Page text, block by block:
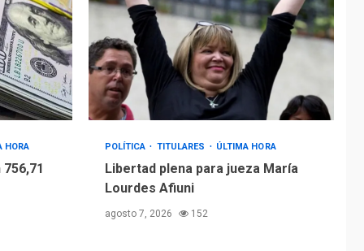
HORA POLÍTICA TITULARES ÚLTIMA HORA
Libertad plena para jueza María
Lourdes Afiuni
agosto 7, 2026 152